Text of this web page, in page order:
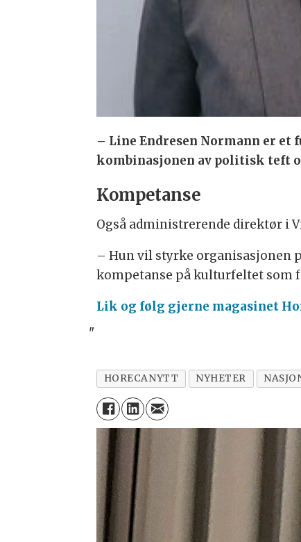
– Line Endresen Normann er et
kombinasjonen av politisk teft
Kompetanse
Også administrerende direktør i
– Hun vil styrke organisasjonen
kompetanse på kulturfeltet som
Lik og følg gjerne magasinet
"
HORECANYTT NYHETER